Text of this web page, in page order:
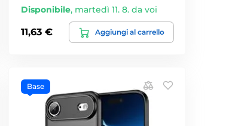
Disponibile, martedì 11. 8. da voi
11,63 € Aggiungi al carrello
Base